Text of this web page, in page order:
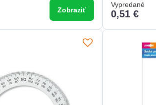
Zobraziť
Vypredané
0,51 €